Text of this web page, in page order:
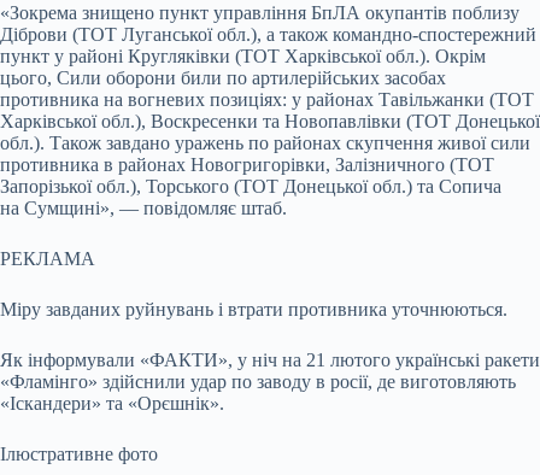
«Зокрема знищено пункт управління БпЛА окупантів поблизу
Діброви (ТОТ Луганської обл.), а також командно-спостережний
пункт у районі Кругляківки (ТОТ Харківської обл.). Окрім
цього, Сили оборони били по артилерійських засобах
противника на вогневих позиціях: у районах Тавільжанки (ТОТ
Харківської обл.), Воскресенки та Новопавлівки (ТОТ Донецької
обл.). Також завдано уражень по районах скупчення живої сили
противника в районах Новогригорівки, Залізничного (ТОТ
Запорізької обл.), Торського (ТОТ Донецької обл.) та Сопича
на Сумщині», — повідомляє штаб.
РЕКЛАМА
Міру завданих руйнувань і втрати противника уточнюються.
Як інформували «ФАКТИ», у ніч на 21 лютого українські ракети
«Фламінго» здійснили удар по заводу в росії, де виготовляють
«Іскандери» та «Орєшнік».
Ілюстративне фото